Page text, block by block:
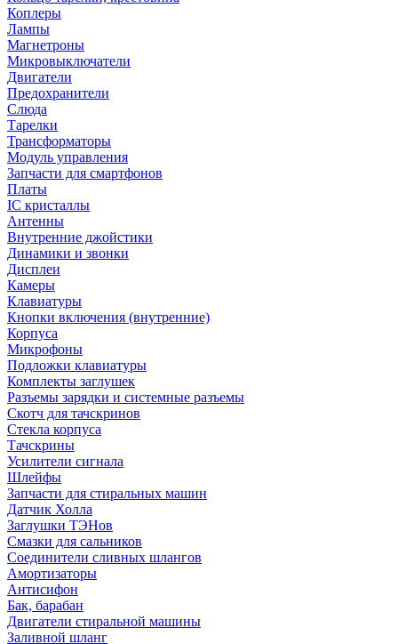
Коплеры
Лампы
Магнетроны
Микровыключатели
Двигатели
Предохранители
Слюда
Тарелки
Трансформаторы
Модуль управления
Запчасти для смартфонов
Платы
IC кристаллы
Антенны
Внутренние джойстики
Динамики и звонки
Дисплеи
Камеры
Клавиатуры
Кнопки включения (внутренние)
Корпуса
Микрофоны
Подложки клавиатуры
Комплекты заглушек
Разъемы зарядки и системные разъемы
Скотч для тачскринов
Стекла корпуса
Тачскрины
Усилители сигнала
Шлейфы
Запчасти для стиральных машин
Датчик Холла
Заглушки ТЭНов
Смазки для сальников
Соединители сливных шлангов
Амортизаторы
Антисифон
Бак, барабан
Двигатели стиральной машины
Заливной шланг